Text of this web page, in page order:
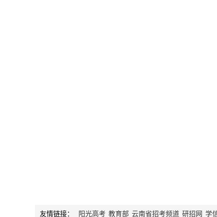
友情链接： 阳光高考 教育部 云南省招考频道 研招网 学